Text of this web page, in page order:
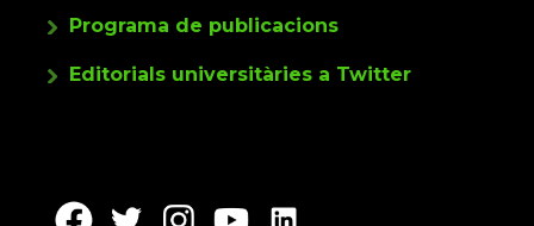
Programa de publicacions
Editorials universitàries a Twitter